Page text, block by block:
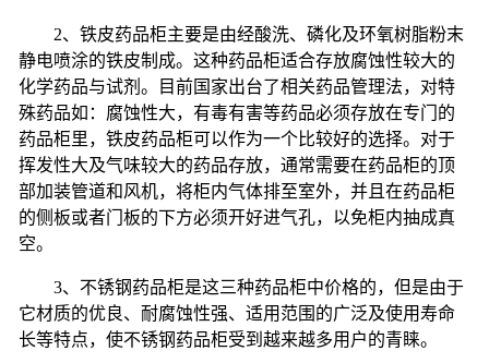
2、铁皮药品柜主要是由经酸洗、磷化及环氧树脂粉末
静电喷涂的铁皮制成。这种药品柜适合存放腐蚀性较大的
化学药品与试剂。目前国家出台了相关药品管理法，对特
殊药品如：腐蚀性大，有毒有害等药品必须存放在专门的
药品柜里，铁皮药品柜可以作为一个比较好的选择。对于
挥发性大及气味较大的药品存放，通常需要在药品柜的顶
部加装管道和风机，将柜内气体排至室外，并且在药品柜
的侧板或者门板的下方必须开好进气孔，以免柜内抽成真
空。
3、不锈钢药品柜是这三种药品柜中价格的，但是由于
它材质的优良、耐腐蚀性强、适用范围的广泛及使用寿命
长等特点，使不锈钢药品柜受到越来越多用户的青睐。